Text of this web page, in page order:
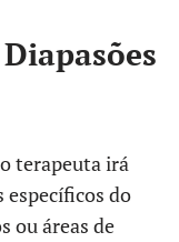
terapeuta irá
específicos do
ou áreas de